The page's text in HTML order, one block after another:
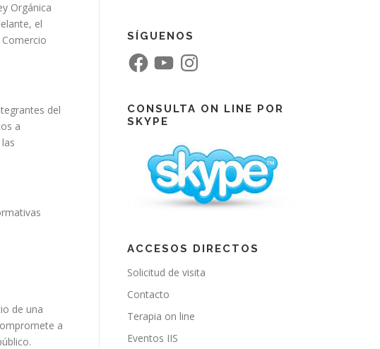
Orgánica
el
del
a
de una
a
SÍGUENOS
F
a
o
o
k
Y
o
b
e
n
g
r
CONSULTA ON LINE POR
SKYPE
ACCESOS DIRECTOS
Solicitud de visita
Contacto
Terapia on line
Eventos IIS